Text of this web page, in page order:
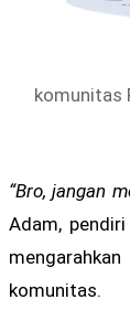
komunitas
“Bro, jangan
Adam,
komunitas.